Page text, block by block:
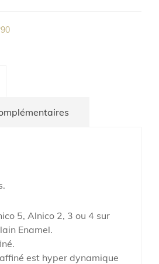
5, Alnico 2, 3 ou 4 sur
Enamel.
est hyper dynamique